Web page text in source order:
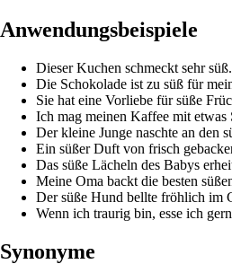
Anwendungsbeispiele
Dieser Kuchen schmeckt sehr süß.
Die Schokolade ist zu süß für
Sie hat eine Vorliebe für süße
Ich mag meinen Kaffee mit etwas
Der kleine Junge naschte an den
Ein süßer Duft von frisch
Das süße Lächeln des Babys
Meine Oma backt die besten
Der süße Hund bellte fröhlich im
Wenn ich traurig bin, esse ich
Synonyme